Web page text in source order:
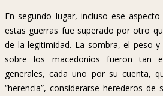
En segundo lugar, incluso ese
estas guerras fue superado por otro
de la legitimidad. La sombra, el peso
sobre los macedonios fueron tan
generales, cada uno por su cuenta,
“herencia”, considerarse herederos